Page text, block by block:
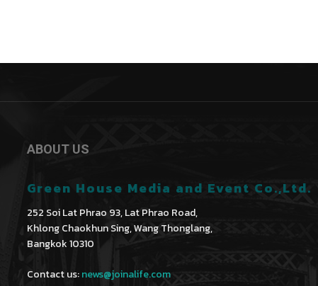
ABOUT US
Green House Media and Event Co.,Ltd.
252 Soi Lat Phrao 93, Lat Phrao Road,
Khlong Chaokhun Sing, Wang Thonglang,
Bangkok 10310
Contact us:news@joinalife.com